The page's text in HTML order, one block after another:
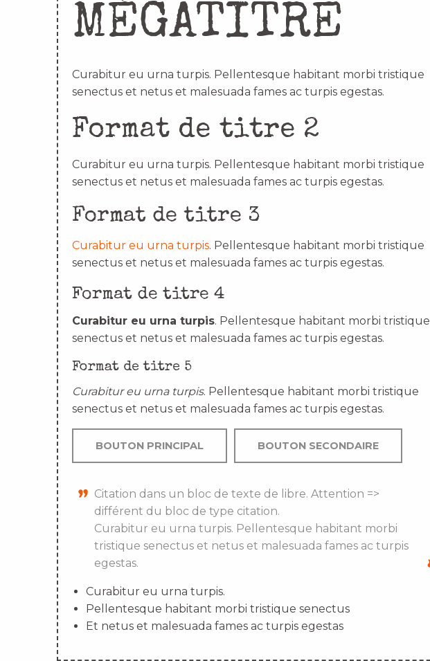
MÉGATITRE
Curabitur eu urna turpis. Pellentesque habitant morbi tristique
senectus et netus et malesuada fames ac turpis egestas.
Format de titre 2
Curabitur eu urna turpis. Pellentesque habitant morbi tristique
senectus et netus et malesuada fames ac turpis egestas.
Format de titre 3
Curabitur eu urna turpis. Pellentesque habitant morbi tristique
senectus et netus et malesuada fames ac turpis egestas.
Format de titre 4
Curabitur eu urna turpis. Pellentesque habitant morbi tristique
senectus et netus et malesuada fames ac turpis egestas.
Format de titre 5
Curabitur eu urna turpis. Pellentesque habitant morbi tristique
senectus et netus et malesuada fames ac turpis egestas.
BOUTON PRINCIPAL BOUTON SECONDAIRE
Citation dans un bloc de texte de libre. Attention =>
différent du bloc de type citation.
Curabitur eu urna turpis. Pellentesque habitant morbi
tristique senectus et netus et malesuada fames ac turpis
egestas.
Curabitur eu urna turpis.
Pellentesque habitant morbi tristique senectus
Et netus et malesuada fames ac turpis egestas